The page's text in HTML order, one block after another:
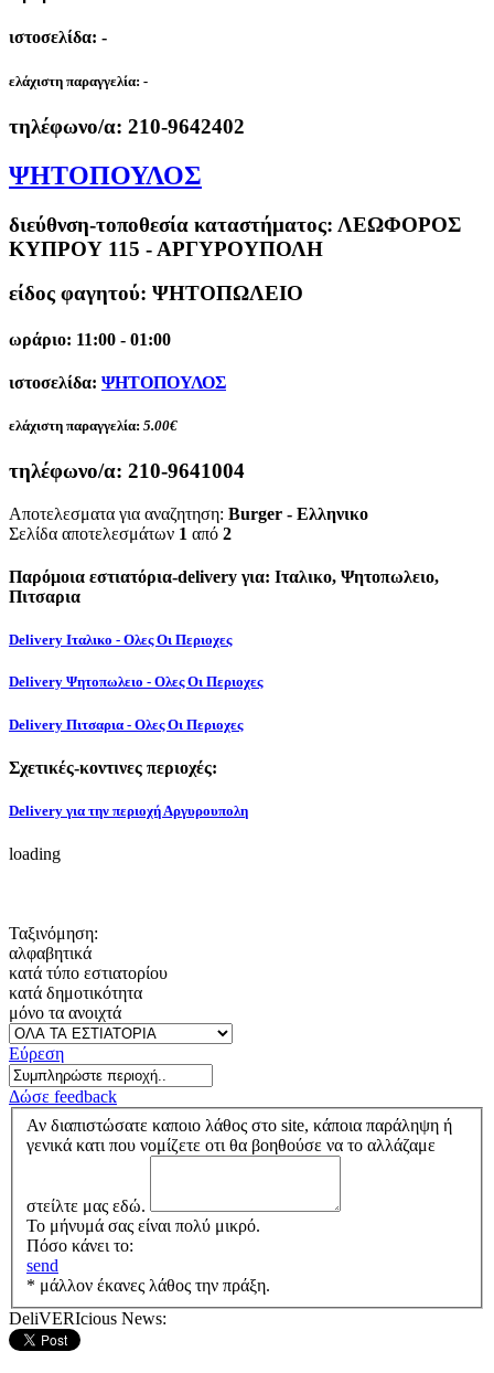
ιστοσελίδα: -
ελάχιστη παραγγελία: -
τηλέφωνο/α: 210-9642402
ΨΗΤΟΠΟΥΛΟΣ
διεύθνση-τοποθεσία καταστήματος: ΛΕΩΦΟΡΟΣ
ΚΥΠΡΟΥ 115 - ΑΡΓΥΡΟΥΠΟΛΗ
είδος φαγητού: ΨΗΤΟΠΩΛΕΙΟ
ωράριο: 11:00 - 01:00
ιστοσελίδα: ΨΗΤΟΠΟΥΛΟΣ
ελάχιστη παραγγελία: 5.00€
τηλέφωνο/α: 210-9641004
Αποτελεσματα για αναζητηση: Burger - Ελληνικο
Σελίδα αποτελεσμάτων 1 από 2
Παρόμοια εστιατόρια-delivery για: Ιταλικο, Ψητοπωλειο,
Πιτσαρια
Delivery Ιταλικο - Ολες Οι Περιοχες
Delivery Ψητοπωλειο - Ολες Οι Περιοχες
Delivery Πιτσαρια - Ολες Οι Περιοχες
Σχετικές-κοντινες περιοχές:
Delivery για την περιοχή Αργυρουπολη
loading
Ταξινόμηση:
αλφαβητικά
κατά τύπο εστιατορίου
κατά δημοτικότητα
μόνο τα ανοιχτά
Εύρεση
Δώσε feedback
Αν διαπιστώσατε καποιο λάθος στο site, κάποια παράληψη ή
γενικά κατι που νομίζετε οτι θα βοηθούσε να το αλλάζαμε
στείλτε μας εδώ.
Το μήνυμά σας είναι πολύ μικρό.
Πόσο κάνει το:
send
* μάλλον έκανες λάθος την πράξη.
DeliVERIcious News: